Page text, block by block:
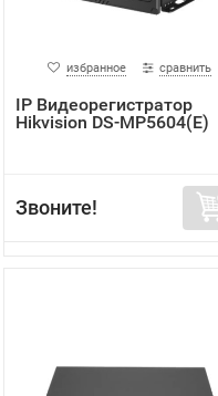
избранное сравнить
IP Видеорегистратор
Hikvision DS-MP5604(E)
Звоните!